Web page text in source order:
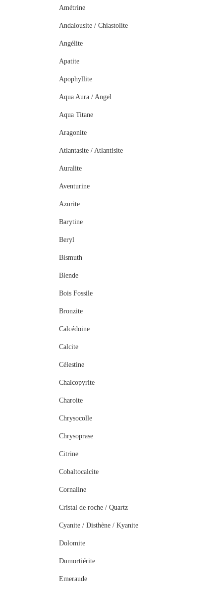
Amétrine
Andalousite / Chiastolite
Angélite
Apatite
Apophyllite
Aqua Aura / Angel
Aqua Titane
Aragonite
Atlantasite / Atlantisite
Auralite
Aventurine
Azurite
Barytine
Beryl
Bismuth
Blende
Bois Fossile
Bronzite
Calcédoine
Calcite
Célestine
Chalcopyrite
Charoite
Chrysocolle
Chrysoprase
Citrine
Cobaltocalcite
Cornaline
Cristal de roche / Quartz
Cyanite / Disthène / Kyanite
Dolomite
Dumortiérite
Emeraude